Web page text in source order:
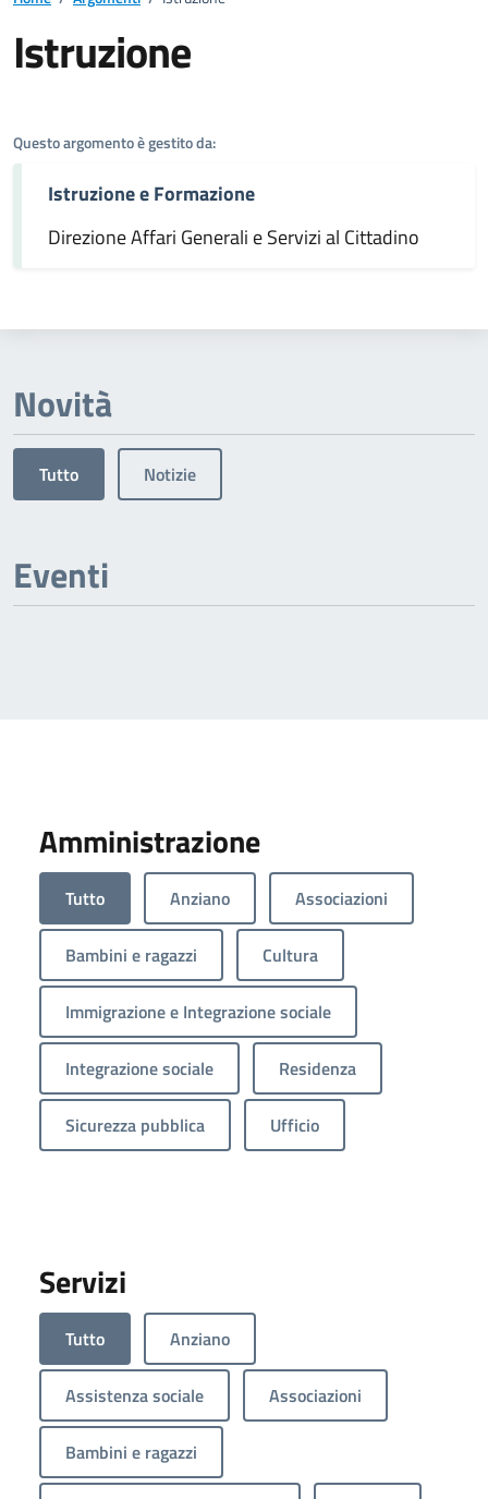
Istruzione
Questo argomento è gestito da:
Istruzione e Formazione
Direzione Affari Generali e Servizi al Cittadino
Novità
Tutto Notizie
Eventi
Amministrazione
Tutto Anziano Associazioni
Bambini e ragazzi Cultura
Immigrazione e Integrazione sociale
Integrazione sociale Residenza
Sicurezza pubblica Ufficio
Servizi
Tutto Anziano
Assistenza sociale Associazioni
Bambini e ragazzi